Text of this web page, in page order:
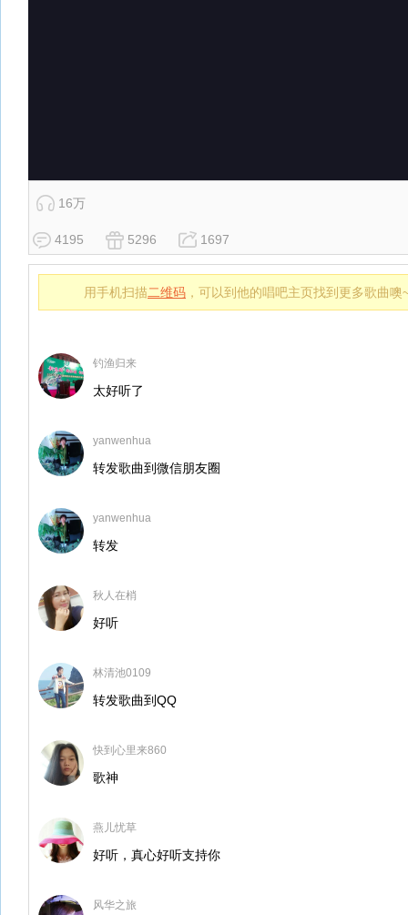
16万
4195 5296 1697
用手机扫描二维码 ，可以到他的唱吧主页找到更多歌曲噢
钓渔归来
太好听了
yanwenhua
转发歌曲到微信朋友圈
yanwenhua
转发
秋人在梢
好听
林清池0109
转发歌曲到QQ
快到心里来860
歌神
燕儿忧草
好听，真心好听支持你
风华之旅